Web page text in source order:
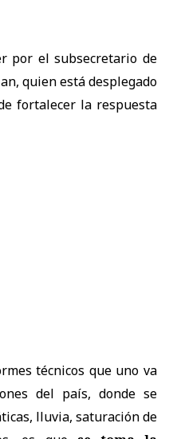
por el subsecretario de
quien está desplegado
fortalecer la respuesta
técnicos que uno va
del país, donde se
lluvia, saturación de